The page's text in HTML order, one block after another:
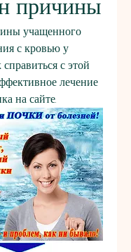
учащенного
с кровью у
с этой
лечение
на сайте.